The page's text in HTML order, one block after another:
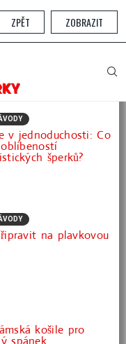
ZPĚT ZOBRAZIT